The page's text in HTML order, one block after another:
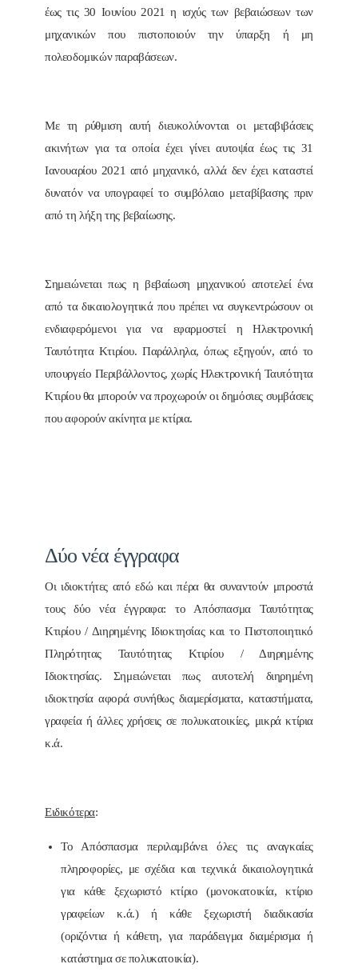
έως τις 30 Ιουνίου 2021 η ισχύς των βεβαιώσεων των
μηχανικών που πιστοποιούν την ύπαρξη ή μη
πολεοδομικών παραβάσεων.
Με τη ρύθμιση αυτή διευκολύνονται οι μεταβιβάσεις
ακινήτων για τα οποία έχει γίνει αυτοψία έως τις 31
Ιανουαρίου 2021 από μηχανικό, αλλά δεν έχει καταστεί
δυνατόν να υπογραφεί το συμβόλαιο μεταβίβασης πριν
από τη λήξη της βεβαίωσης.
Σημειώνεται πως η βεβαίωση μηχανικού αποτελεί ένα
από τα δικαιολογητικά που πρέπει να συγκεντρώσουν οι
ενδιαφερόμενοι για να εφαρμοστεί η Ηλεκτρονική
Ταυτότητα Κτιρίου. Παράλληλα, όπως εξηγούν, από το
υπουργείο Περιβάλλοντος, χωρίς Ηλεκτρονική Ταυτότητα
Κτιρίου θα μπορούν να προχωρούν οι δημόσιες συμβάσεις
που αφορούν ακίνητα με κτίρια.
Δύο νέα έγγραφα
Οι ιδιοκτήτες από εδώ και πέρα θα συναντούν μπροστά
τους δύο νέα έγγραφα: το Απόσπασμα Ταυτότητας
Κτιρίου / Διηρημένης Ιδιοκτησίας και το Πιστοποιητικό
Πληρότητας Ταυτότητας Κτιρίου / Διηρημένης
Ιδιοκτησίας. Σημειώνεται πως αυτοτελή διηρημένη
ιδιοκτησία αφορά συνήθως διαμερίσματα, καταστήματα,
γραφεία ή άλλες χρήσεις σε πολυκατοικίες, μικρά κτίρια
κ.ά.
Ειδικότερα:
Το Απόσπασμα περιλαμβάνει όλες τις αναγκαίες
πληροφορίες, με σχέδια και τεχνικά δικαιολογητικά
για κάθε ξεχωριστό κτίριο (μονοκατοικία, κτίριο
γραφείων κ.ά.) ή κάθε ξεχωριστή διαδικασία
(οριζόντια ή κάθετη, για παράδειγμα διαμέρισμα ή
κατάστημα σε πολυκατοικία).